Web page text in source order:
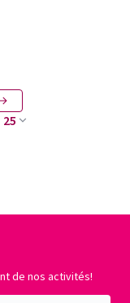
25
de nos activités!